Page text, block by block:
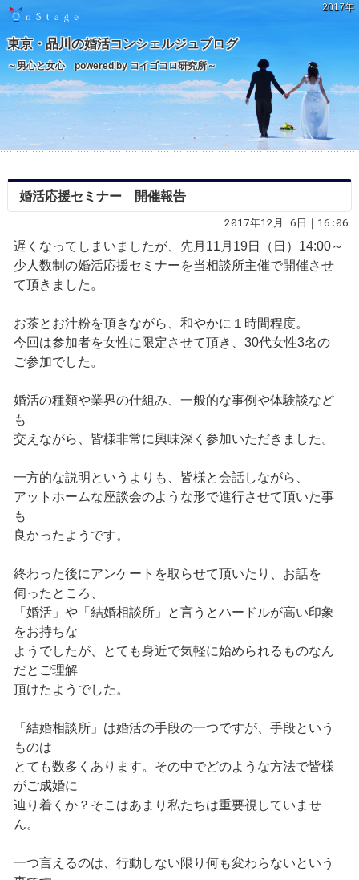
2017年
東京・品川の婚活コンシェルジュブログ
～男心と女心 powered by コイゴコロ研究所～
婚活応援セミナー 開催報告
2017年12月 6日｜16:06
遅くなってしまいましたが、先月11月19日（日）14:00～
少人数制の婚活応援セミナーを当相談所主催で開催させ
て頂きました。
お茶とお汁粉を頂きながら、和やかに１時間程度。
今回は参加者を女性に限定させて頂き、30代女性3名の
ご参加でした。
婚活の種類や業界の仕組み、一般的な事例や体験談など
も
交えながら、皆様非常に興味深く参加いただきました。
一方的な説明というよりも、皆様と会話しながら、
アットホームな座談会のような形で進行させて頂いた事
も
良かったようです。
終わった後にアンケートを取らせて頂いたり、お話を
伺ったところ、
「婚活」や「結婚相談所」と言うとハードルが高い印象
をお持ちな
ようでしたが、とても身近で気軽に始められるものなん
だとご理解
頂けたようでした。
「結婚相談所」は婚活の手段の一つですが、手段という
ものは
とても数多くあります。その中でどのような方法で皆様
がご成婚に
辿り着くか？そこはあまり私たちは重要視していませ
ん。
一つ言えるのは、行動しない限り何も変わらないという